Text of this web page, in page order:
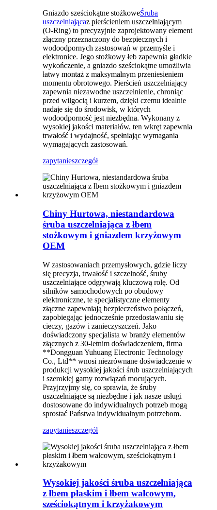
Gniazdo sześciokątne stożkoweŚruba
uszczelniającaz pierścieniem uszczelniającym
(O-Ring) to precyzyjnie zaprojektowany element
złączny przeznaczony do bezpiecznych i
wodoodpornych zastosowań w przemyśle i
elektronice. Jego stożkowy łeb zapewnia gładkie
wykończenie, a gniazdo sześciokątne umożliwia
łatwy montaż z maksymalnym przeniesieniem
momentu obrotowego. Pierścień uszczelniający
zapewnia niezawodne uszczelnienie, chroniąc
przed wilgocią i kurzem, dzięki czemu idealnie
nadaje się do środowisk, w których
wodoodporność jest niezbędna. Wykonany z
wysokiej jakości materiałów, ten wkręt zapewnia
trwałość i wydajność, spełniając wymagania
wymagających zastosowań.
zapytanieszczegół
Chiny Hurtowa, niestandardowa
śruba uszczelniająca z łbem
stożkowym i gniazdem krzyżowym
OEM
W zastosowaniach przemysłowych, gdzie liczy
się precyzja, trwałość i szczelność, śruby
uszczelniające odgrywają kluczową rolę. Od
silników samochodowych po obudowy
elektroniczne, te specjalistyczne elementy
złączne zapewniają bezpieczeństwo połączeń,
zapobiegając jednocześnie przedostawaniu się
cieczy, gazów i zanieczyszczeń. Jako
doświadczony specjalista w branży elementów
złącznych z 30-letnim doświadczeniem, firma
**Dongguan Yuhuang Electronic Technology
Co., Ltd** wnosi niezrównane doświadczenie w
produkcji wysokiej jakości śrub uszczelniających
i szerokiej gamy rozwiązań mocujących.
Przyjrzyjmy się, co sprawia, że ​​śruby
uszczelniające są niezbędne i jak nasze usługi
dostosowane do indywidualnych potrzeb mogą
sprostać Państwa indywidualnym potrzebom.
zapytanieszczegół
Wysokiej jakości śruba uszczelniająca
z łbem płaskim i łbem walcowym,
sześciokątnym i krzyżakowym